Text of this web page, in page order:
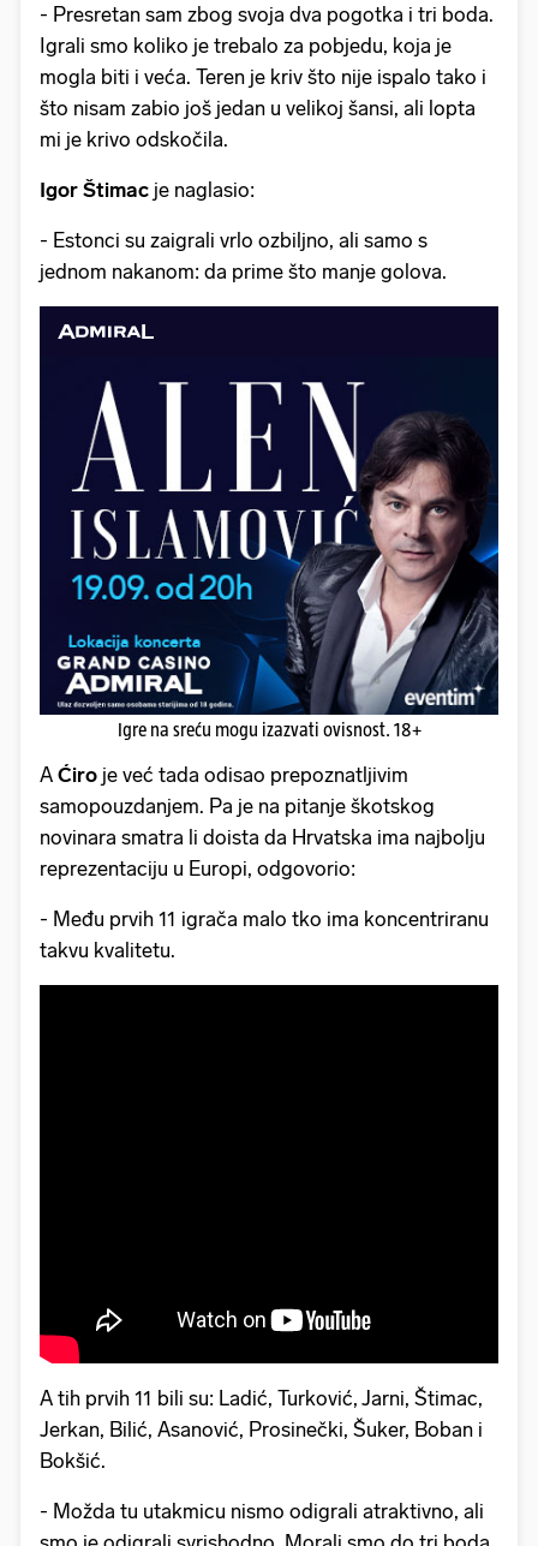
- Presretan sam zbog svoja dva pogotka i tri boda.
Igrali smo koliko je trebalo za pobjedu, koja je
mogla biti i veća. Teren je kriv što nije ispalo tako i
što nisam zabio još jedan u velikoj šansi, ali lopta
mi je krivo odskočila.
Igor Štimac je naglasio:
- Estonci su zaigrali vrlo ozbiljno, ali samo s
jednom nakanom: da prime što manje golova.
Igre na sreću mogu izazvati ovisnost. 18+
A Ćiro je već tada odisao prepoznatljivim
samopouzdanjem. Pa je na pitanje škotskog
novinara smatra li doista da Hrvatska ima najbolju
reprezentaciju u Europi, odgovorio:
- Među prvih 11 igrača malo tko ima koncentriranu
takvu kvalitetu.
A tih prvih 11 bili su: Ladić, Turković, Jarni, Štimac,
Jerkan, Bilić, Asanović, Prosinečki, Šuker, Boban i
Bokšić.
- Možda tu utakmicu nismo odigrali atraktivno, ali